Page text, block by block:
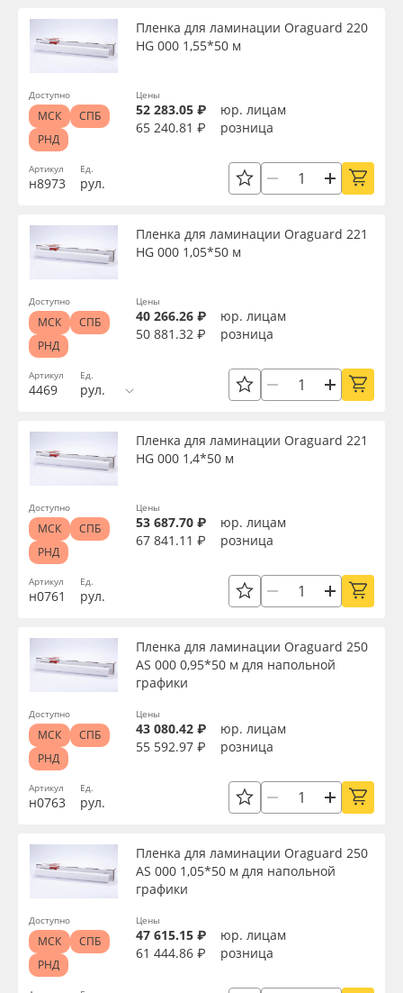
Артикул
н8973
Пленка для ламинации Oraguard 220
HG 000 1,55*50 м
Ед.
рул.
Цены
52 283.05 ₽
юр. лицам
65 240.81 ₽
розница
Доступно
МСК
СПБ
РНД
Артикул
4469
Пленка для ламинации Oraguard 221
HG 000 1,05*50 м
Ед.
рул.
Цены
40 266.26 ₽
юр. лицам
50 881.32 ₽
розница
Доступно
МСК
СПБ
РНД
Артикул
н0761
Пленка для ламинации Oraguard 221
HG 000 1,4*50 м
Ед.
рул.
Цены
53 687.70 ₽
юр. лицам
67 841.11 ₽
розница
Доступно
МСК
СПБ
РНД
Артикул
н0763
Пленка для ламинации Oraguard 250
АS 000 0,95*50 м для напольной
графики
Ед.
рул.
Цены
43 080.42 ₽
юр. лицам
55 592.97 ₽
розница
Доступно
МСК
СПБ
РНД
Пленка для ламинации Oraguard 250
АS 000 1,05*50 м для напольной
графики
Цены
47 615.15 ₽
юр. лицам
61 444.86 ₽
розница
Доступно
МСК
СПБ
РНД